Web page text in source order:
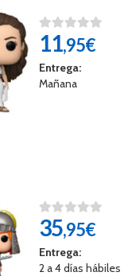
11,95€
Entrega:
Mañana
35,95€
Entrega:
2 a 4 días hábiles